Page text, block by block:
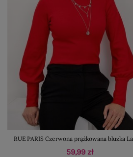
RUE PARIS Czerwona prążkowana bluzka
59,99 zł